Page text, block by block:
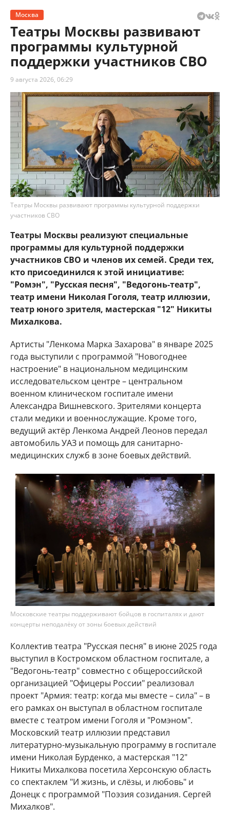
Москва
Театры Москвы развивают
программы культурной
поддержки участников СВО
9 августа 2026, 06:29
Театры Москвы развивают программы культурной поддержки
участников СВО
Театры Москвы реализуют специальные
программы для культурной поддержки
участников СВО и членов их семей. Среди тех,
кто присоединился к этой инициативе:
"Ромэн", "Русская песня", "Ведогонь-театр",
театр имени Николая Гоголя, театр иллюзии,
театр юного зрителя, мастерская "12" Никиты
Михалкова.
Артисты "Ленкома Марка Захарова" в январе 2025
года выступили с программой "Новогоднее
настроение" в национальном медицинским
исследовательском центре – центральном
военном клиническом госпитале имени
Александра Вишневского. Зрителями концерта
стали медики и военнослужащие. Кроме того,
ведущий актёр Ленкома Андрей Леонов передал
автомобиль УАЗ и помощь для санитарно-
медицинских служб в зоне боевых действий.
Московские театры поддерживают бойцов в госпиталях и дают
концерты неподалёку от зоны боевых действий
Коллектив театра "Русская песня" в июне 2025 года
выступил в Костромском областном госпитале, а
"Ведогонь-театр" совместно с общероссийской
организацией "Офицеры России" реализовал
проект "Армия: театр: когда мы вместе – сила" – в
его рамках он выступал в областном госпитале
вместе с театром имени Гоголя и "Ромэном".
Московский театр иллюзии представил
литературно-музыкальную программу в госпитале
имени Николая Бурденко, а мастерская "12"
Никиты Михалкова посетила Херсонскую область
со спектаклем "И жизнь, и слёзы, и любовь" и
Донецк с программой "Поэзия созидания. Сергей
Михалков".